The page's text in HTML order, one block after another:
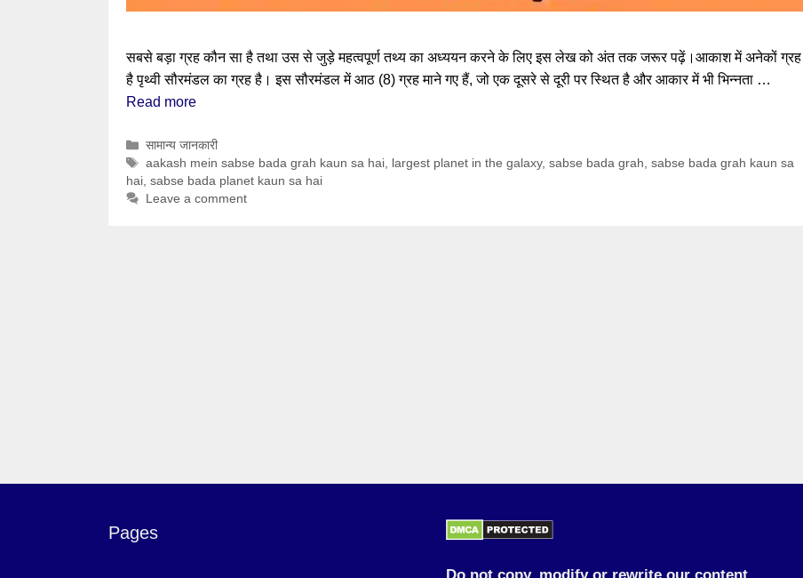
सबसे बड़ा ग्रह कौन सा है तथा उस से जुड़े महत्वपूर्ण तथ्य का अध्ययन करने के लिए इस लेख को अंत तक जरूर पढ़ें।आकाश में अनेकों ग्रह
है पृथ्वी सौरमंडल का ग्रह है। इस सौरमंडल में आठ (8) ग्रह माने गए हैं, जो एक दूसरे से दूरी पर स्थित है और आकार में भी भिन्नता …
Read more
Categories
सामान्य जानकारी
Tags
aakash mein sabse bada grah kaun sa hai, largest planet in the galaxy, sabse bada grah sabse bada grah kaun sa
hai sabse bada planet kaun sa hai
Leave a comment
Pages